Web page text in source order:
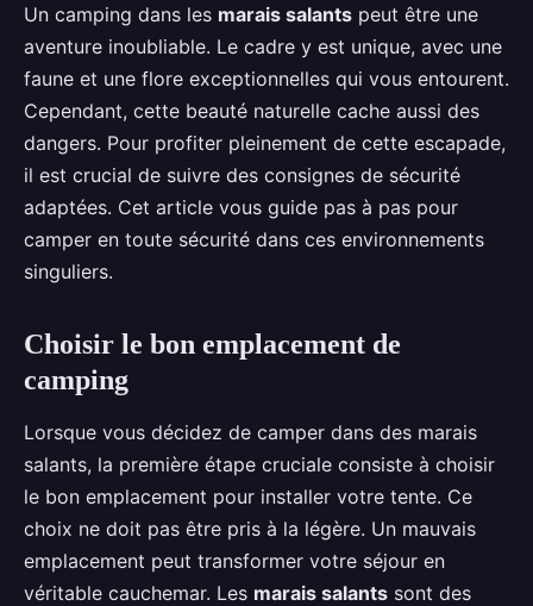
Quels sont les conseils pour
camper en toute sécurité dans
des zones de marais salants?
Salomé •10 septembre 2024•6 min de lecture
Un camping dans les marais salants peut être une
aventure inoubliable. Le cadre y est unique, avec une
faune et une flore exceptionnelles qui vous entourent.
Cependant, cette beauté naturelle cache aussi des
dangers. Pour profiter pleinement de cette escapade,
il est crucial de suivre des consignes de sécurité
adaptées. Cet article vous guide pas à pas pour
camper en toute sécurité dans ces environnements
singuliers.
Choisir le bon emplacement de
camping
Lorsque vous décidez de camper dans des marais
salants, la première étape cruciale consiste à choisir
le bon emplacement pour installer votre tente. Ce
choix ne doit pas être pris à la légère. Un mauvais
emplacement peut transformer votre séjour en
véritable cauchemar. Les marais salants sont des